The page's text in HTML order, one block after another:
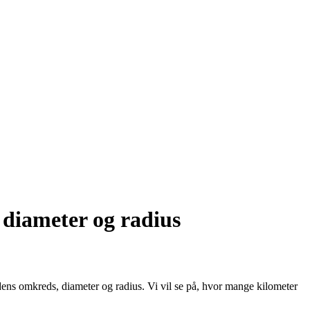
og radius
omkreds, diameter og radius. Vi vil se på, hvor mange kilometer